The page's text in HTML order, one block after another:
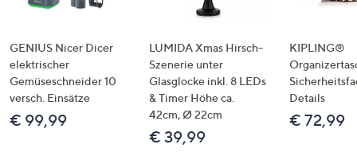
GENIUS Nicer Dicer
elektrischer
Gemüseschneider 10
versch. Einsätze
€ 99,99
LUMIDA Xmas Hirsch-
Szenerie unter
Glasglocke inkl. 8 LEDs
& Timer Höhe ca.
42cm, Ø 22cm
€ 39,99
KIPLING®
Details
€ 72,99